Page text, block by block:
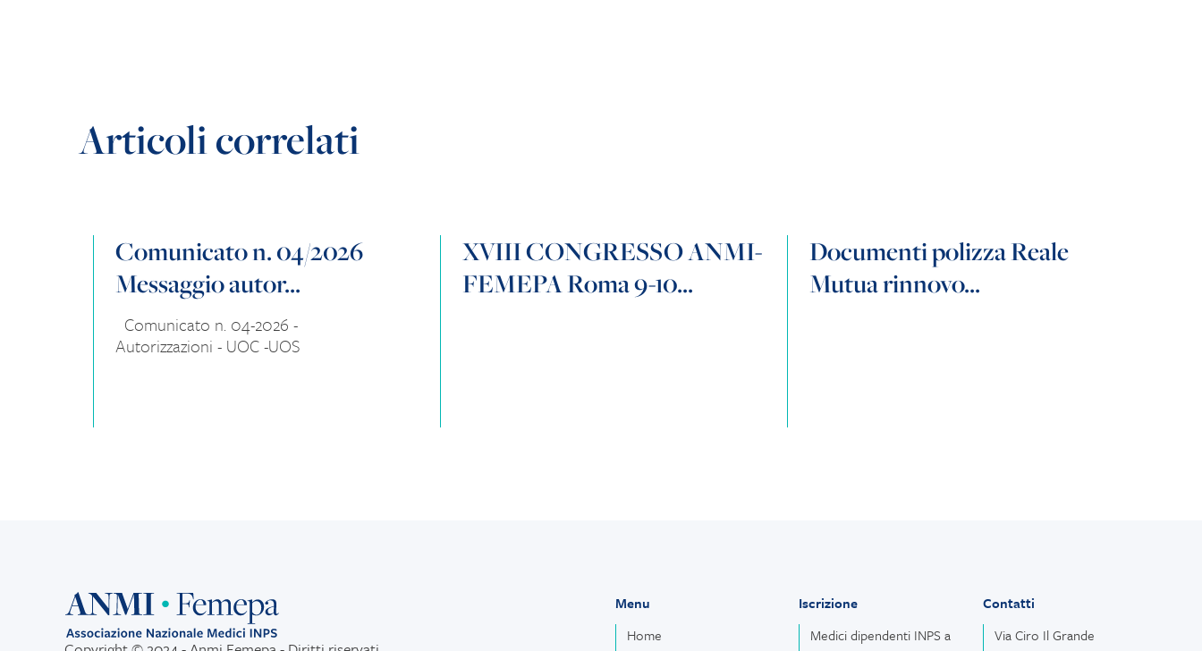
Articoli correlati
Comunicato n. 04/2026
Messaggio autor...
Comunicato n. 04-2026 -
Autorizzazioni - UOC -UOS
XVIII CONGRESSO ANMI-
FEMEPA Roma 9-10...
Documenti polizza Reale
Mutua rinnovo...
Menu
Home
Iscrizione
Medici dipendenti INPS a
Contatti
Via Ciro Il Grande